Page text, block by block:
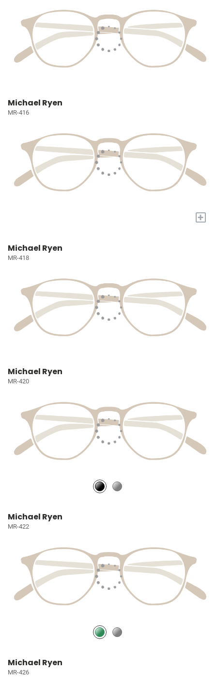
Michael Ryen
MR-416
+
Michael Ryen
MR-418
Michael Ryen
MR-420
Michael Ryen
MR-422
Michael Ryen
MR-426